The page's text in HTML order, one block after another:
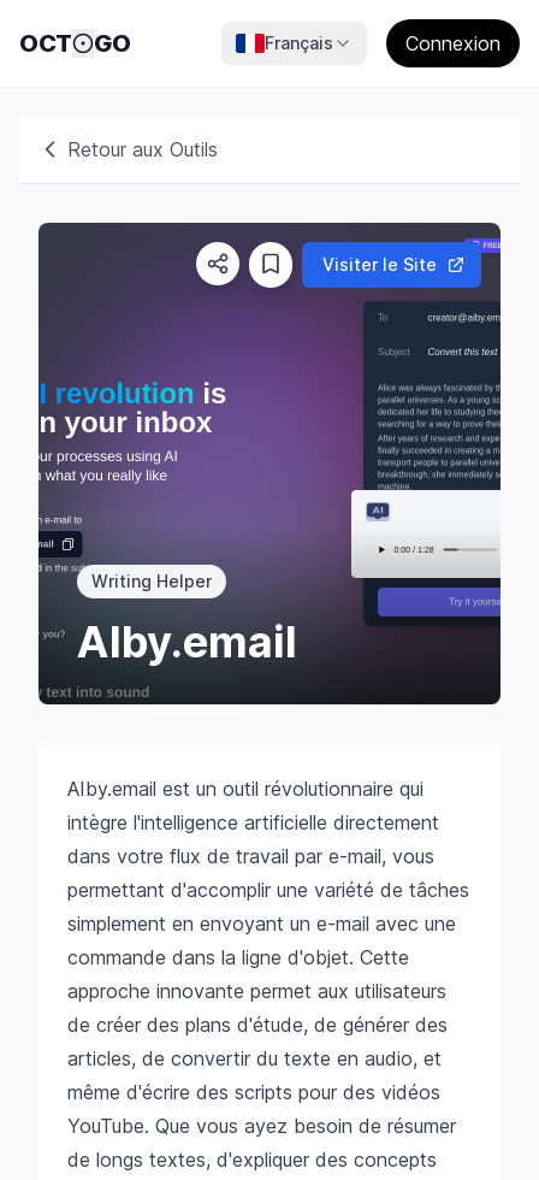
OCT GO Français Connexion
Retour aux Outils
Visiter le Site
Writing Helper
AIby.email
AIby.email est un outil révolutionnaire qui
intègre l'intelligence artificielle directement
dans votre flux de travail par e-mail, vous
permettant d'accomplir une variété de tâches
simplement en envoyant un e-mail avec une
commande dans la ligne d'objet. Cette
approche innovante permet aux utilisateurs
de créer des plans d'étude, de générer des
articles, de convertir du texte en audio, et
même d'écrire des scripts pour des vidéos
YouTube. Que vous ayez besoin de résumer
de longs textes, d'expliquer des concepts